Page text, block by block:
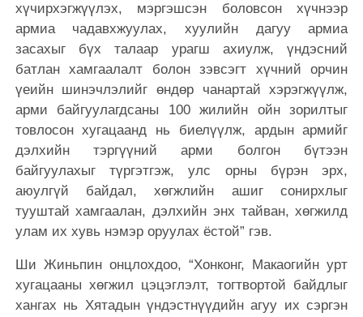
хүчирхэгжүүлэх, мэргэшсэн боловсон хүчнээр
армиа чадавхжуулах, хуулийн дагуу армиа
засахыг бүх талаар урагш ахиулж, үндэсний
батлан хамгаалалт болон зэвсэгт хүчний орчин
үеийн шинэчлэлийг өндөр чанартай хэрэгжүүлж,
арми байгуулагдсаны 100 жилийн ойн зорилтыг
товлосон хугацаанд нь биелүүлж, ардын армийг
дэлхийн тэргүүний арми болгон бүтээн
байгуулахыг түргэтгэж, улс орны бүрэн эрх,
аюулгүй байдал, хөгжлийн ашиг сонирхлыг
тууштай хамгаалан, дэлхийн энх тайван, хөгжилд
улам их хувь нэмэр оруулах ёстой” гэв.
Ши Жиньпин онцлохдоо, “Хонконг, Макаогийн урт
хугацааны хөгжил цэцэглэлт, тогтвортой байдлыг
хангах нь Хятадын үндэстнүүдийн агуу их сэргэн